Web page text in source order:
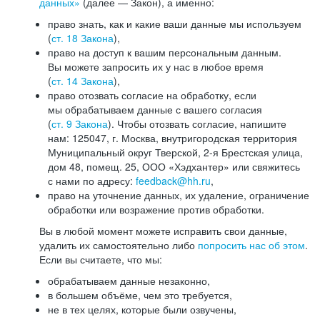
право знать, как и какие ваши данные мы используем
(ст. 18 Закона),
право на доступ к вашим персональным данным.
Вы можете запросить их у нас в любое время
(ст. 14 Закона),
право отозвать согласие на обработку, если
мы обрабатываем данные с вашего согласия
(ст. 9 Закона). Чтобы отозвать согласие, напишите
нам: 125047, г. Москва, внутригородская территория
Муниципальный округ Тверской, 2-я Брестская улица,
дом 48, помещ. 25, ООО «Хэдхантер» или свяжитесь
с нами по адресу: feedback@hh.ru,
право на уточнение данных, их удаление, ограничение
обработки или возражение против обработки.
Вы в любой момент можете исправить свои данные,
удалить их самостоятельно либо попросить нас об этом.
Если вы считаете, что мы:
обрабатываем данные незаконно,
в большем объёме, чем это требуется,
не в тех целях, которые были озвучены,